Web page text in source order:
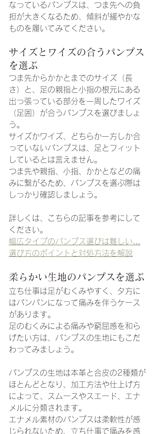
なっているパンプスは、つま先への負
担が大きくなるため、傾斜が緩やかな
ものを履いてみてください。
サイズとワイズの合うパンプス
を選ぶ
つま先からかかとまでのサイズ（長
さ）と、足の親指と小指の根元にある
出っ張っている部分を一周したワイズ
（足囲）が合うパンプスを選びましょ
う。
サイズかワイズ、どちらか一方しか合
っていないパンプスは、足とフィット
しているとは言えません。
つま先や親指、小指、かかとなどの痛
みに繋がるため、パンプスを選ぶ際は
しっかり確認しましょう。
詳しくは、こちらの記事を参考にして
ください。
幅広タイプのパンプス選びは難しい…
選び方のポイントと対処方法を解説
柔らかい生地のパンプスを選ぶ
立ち仕事は足がむくみやすく、夕方に
はパンパンになって痛みを伴うケース
があります。
足のむくみによる痛みや窮屈感を和ら
げたい方は、パンプスの生地にもこだ
わってみましょう。
パンプスの生地は本革と合皮の2種類が
ほとんどとなり、加工方法や仕上げ方
によって、スムースやスエード、エナ
メルに分類されます。
エナメル素材のパンプスは柔軟性が感
じられないため、立ち仕事で痛みを感